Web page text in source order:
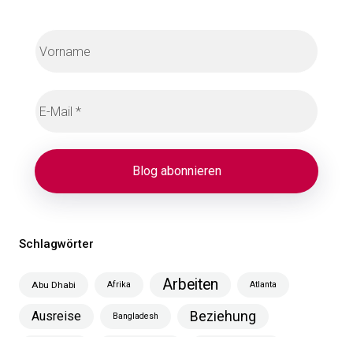
Schlagwörter
Abu Dhabi Afrika Arbeiten Atlanta
Ausreise Bangladesh Beziehung